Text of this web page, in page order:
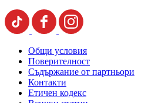
Общи условия
Поверителност
Съдържание от партньори
Контакти
Етичен кодекс